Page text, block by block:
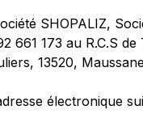
SHOPALIZ,
661 173 au R.C.S
13520,
électronique